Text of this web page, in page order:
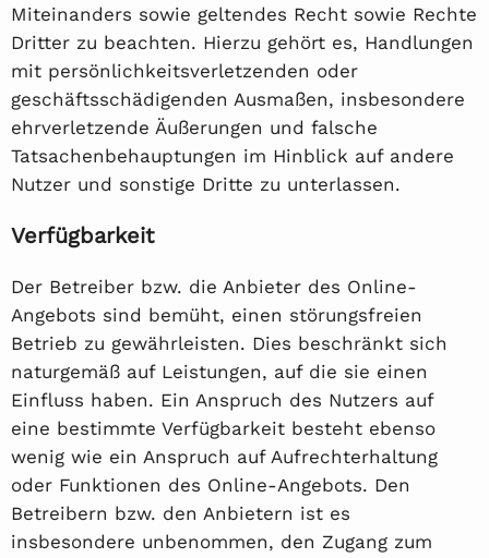
Miteinanders sowie geltendes Recht sowie Rechte
Dritter zu beachten. Hierzu gehört es, Handlungen
mit persönlichkeitsverletzenden oder
geschäftsschädigenden Ausmaßen, insbesondere
ehrverletzende Äußerungen und falsche
Tatsachenbehauptungen im Hinblick auf andere
Nutzer und sonstige Dritte zu unterlassen.
Verfügbarkeit
Der Betreiber bzw. die Anbieter des Online-
Angebots sind bemüht, einen störungsfreien
Betrieb zu gewährleisten. Dies beschränkt sich
naturgemäß auf Leistungen, auf die sie einen
Einfluss haben. Ein Anspruch des Nutzers auf
eine bestimmte Verfügbarkeit besteht ebenso
wenig wie ein Anspruch auf Aufrechterhaltung
oder Funktionen des Online-Angebots. Den
Betreibern bzw. den Anbietern ist es
insbesondere unbenommen, den Zugang zum